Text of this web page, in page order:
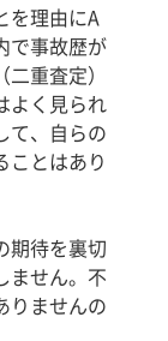
を理由にA
で事故歴が
重査定）
よく見られ
て、自らの
ことはあり
期待を裏切
ません。不
りませんの